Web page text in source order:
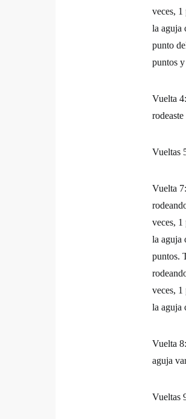
veces, 1
la aguja
punto
puntos
Vuelta
Vueltas
Vuelta
veces, 1
la aguja
puntos.
veces, 1
la aguja
Vuelta
aguja
Vueltas